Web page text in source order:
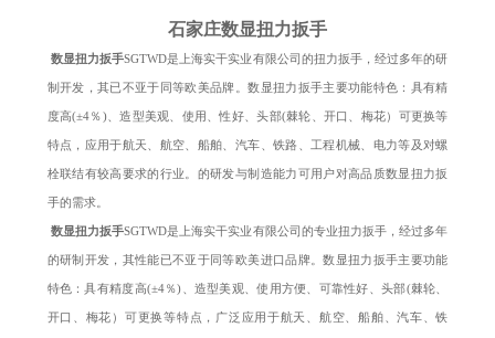
石家庄数显扭力扳手
数显扭力扳手SGTWD是上海实干实业有限公司的扭力扳手 ，经过多年的研
制开发，其已不亚于同等欧美品牌。数显扭力扳手主要功能特色：具有精
度高(±4％)、造型美观、使用、性好、头部(棘轮、开口、梅花）可更换等
特点，应用于航天、航空、船舶、汽车、铁路、工程机械、电力等及对螺
栓联结有较高要求的行业。的研发与制造能力可用户对高品质数显扭力扳
手的需求。
数显扭力扳手SGTWD是上海实干实业有限公司的专业扭力扳手，经过多年
的研制开发，其性能已不亚于同等欧美进口品牌。数显扭力扳手主要功能
特色：具有精度高(±4％)、造型美观、使用方便、可靠性好、头部(棘轮、
开口、梅花）可更换等特点，广泛应用于航天、航空、船舶、汽车、铁